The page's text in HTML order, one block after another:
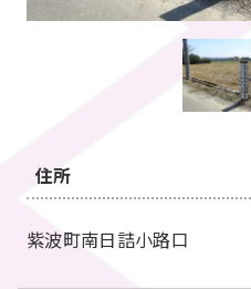
住所
紫波町南日詰小路口